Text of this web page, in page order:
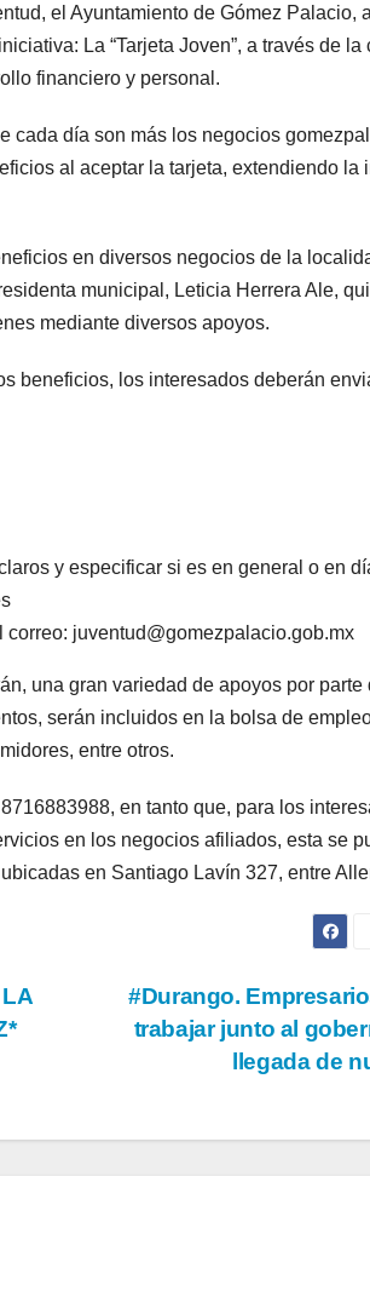
el Ayuntamiento de Gómez Palacio,
La “Tarjeta Joven”, a través de
financiero y personal.
cada día son más los negocios
al aceptar la tarjeta, extendiendo la
en diversos negocios de la
municipal, Leticia Herrera Ale,
mediante diversos apoyos.
beneficios, los interesados deberán
y especificar si es en general o en
juventud@gomezpalacio.gob.mx
una gran variedad de apoyos por
serán incluidos en la bolsa de
entre otros.
en tanto que, para los
en los negocios afiliados, esta se
en Santiago Lavín 327, entre
#Durango.
trabajar junto al
llegada de